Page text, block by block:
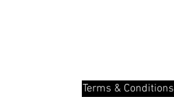
Terms & Conditions